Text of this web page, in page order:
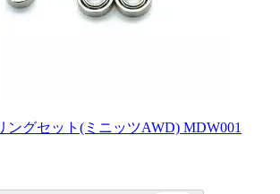
ングセット(ミニッツAWD) MDW001